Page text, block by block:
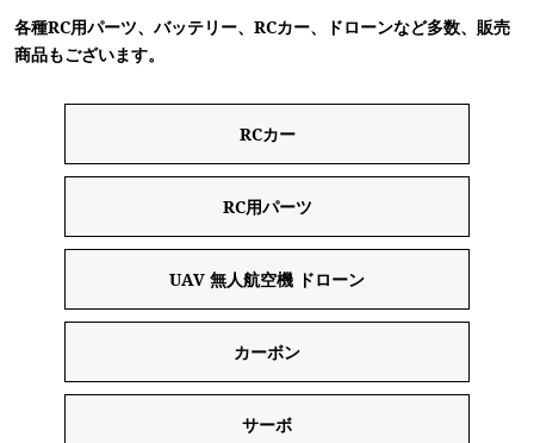
各種RC用パーツ、バッテリー、RCカー、ドローンなど多数、販売
商品もございます。
RCカー
RC用パーツ
UAV 無人航空機 ドローン
カーボン
サーボ